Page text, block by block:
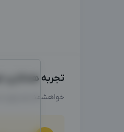
تجربه همکاری
خواهشمندیم برای